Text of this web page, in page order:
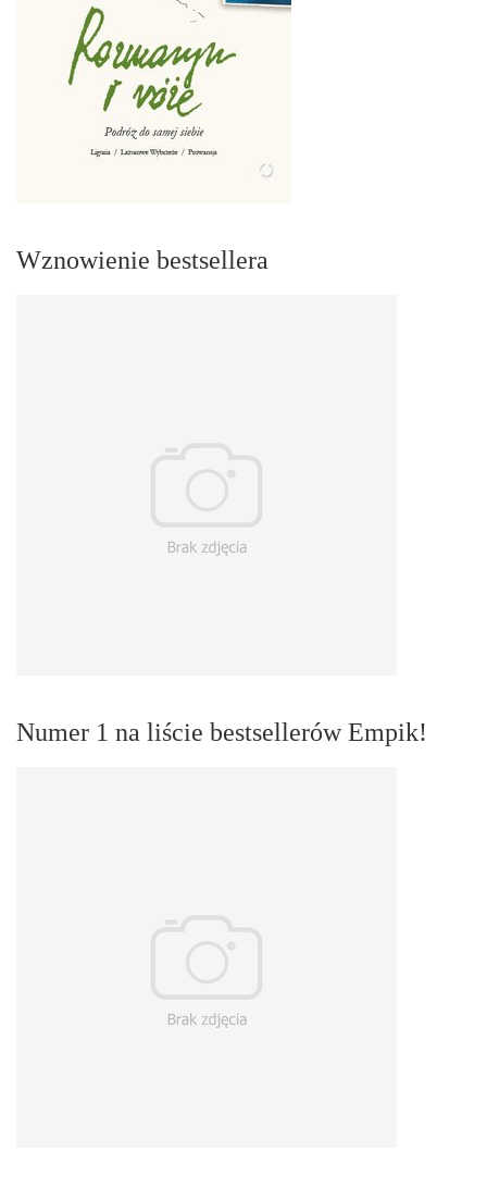
Wznowienie bestsellera
Numer 1 na liście bestsellerów Empik!